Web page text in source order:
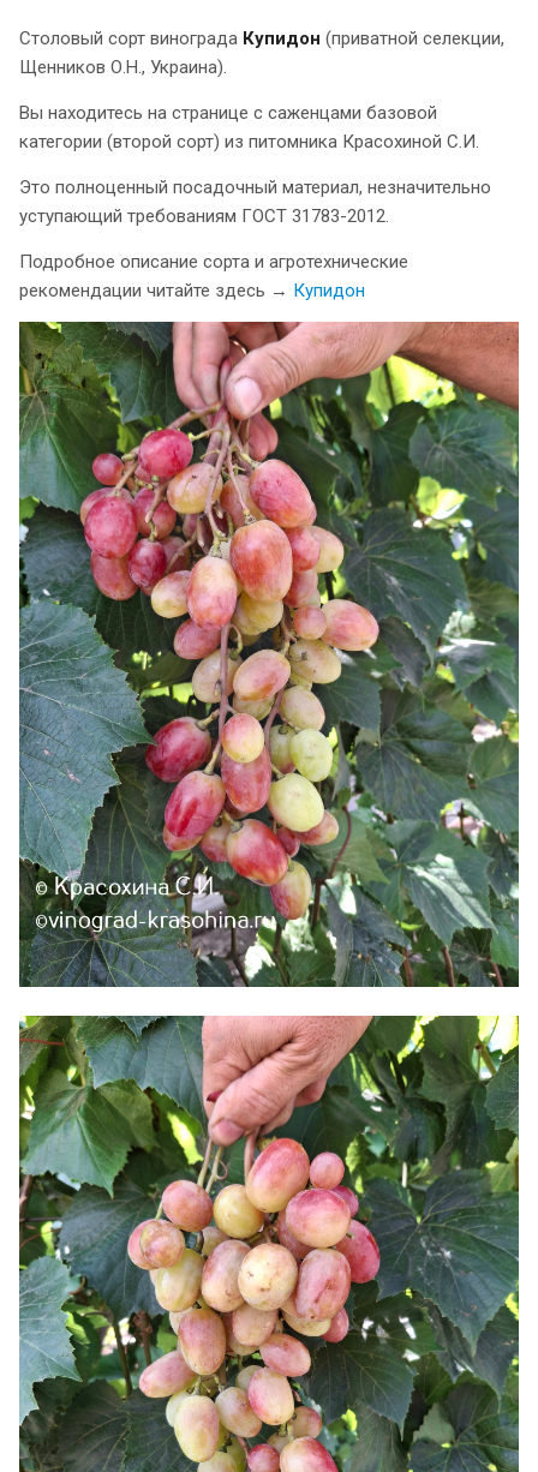
Столовый сорт винограда Купидон (приватной селекции,
Щенников О.Н., Украина).
Вы находитесь на странице с саженцами базовой
категории (второй сорт) из питомника Красохиной С.И.
Это полноценный посадочный материал, незначительно
уступающий требованиям ГОСТ 31783-2012.
Подробное описание сорта и агротехнические
рекомендации читайте здесь → Купидон